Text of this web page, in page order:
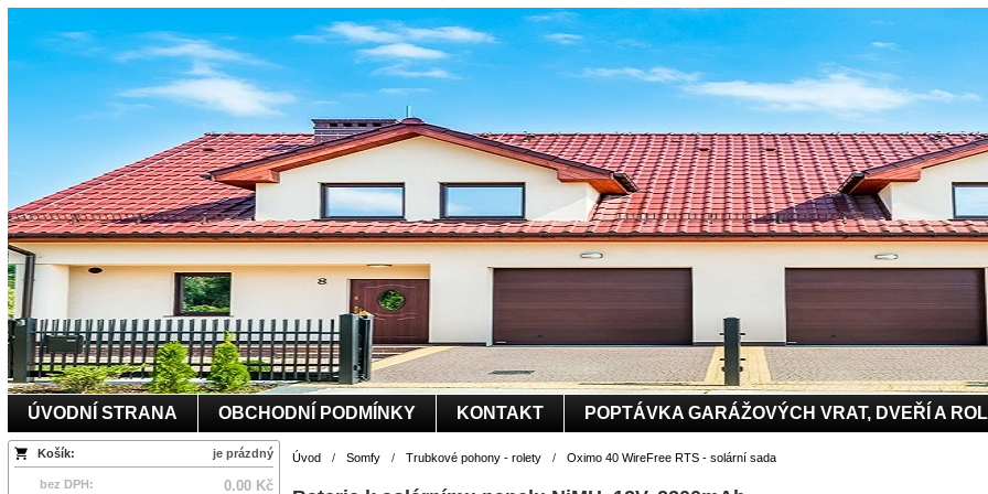
ÚVODNÍ STRANA OBCHODNÍ PODMÍNKY KONTAKT POPTÁVKA GARÁŽOVÝCH VRAT, DVEŘÍ A
Košík: je prázdný
bez DPH: 0.00 Kč
Úvod / Somfy / Trubkové pohony - rolety / Oximo 40 WireFree RTS - solární sada